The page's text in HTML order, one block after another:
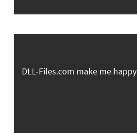
DLL-Files.com make me happy